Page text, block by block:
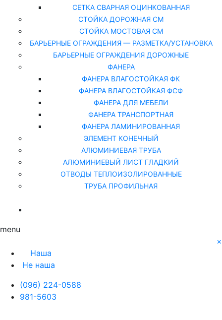
СЕТКА СВАРНАЯ ОЦИНКОВАННАЯ
СТОЙКА ДОРОЖНАЯ СМ
СТОЙКА МОСТОВАЯ СМ
БАРЬЕРНЫЕ ОГРАЖДЕНИЯ — РАЗМЕТКА/УСТАНОВКА
БАРЬЕРНЫЕ ОГРАЖДЕНИЯ ДОРОЖНЫЕ
ФАНЕРА
ФАНЕРА ВЛАГОСТОЙКАЯ ФК
ФАНЕРА ВЛАГОСТОЙКАЯ ФСФ
ФАНЕРА ДЛЯ МЕБЕЛИ
ФАНЕРА ТРАНСПОРТНАЯ
ФАНЕРА ЛАМИНИРОВАННАЯ
ЭЛЕМЕНТ КОНЕЧНЫЙ
АЛЮМИНИЕВАЯ ТРУБА
АЛЮМИНИЕВЫЙ ЛИСТ ГЛАДКИЙ
ОТВОДЫ ТЕПЛОИЗОЛИРОВАННЫЕ
ТРУБА ПРОФИЛЬНАЯ
menu
×
Наша
Не наша
(096) 224-0588
981-5603